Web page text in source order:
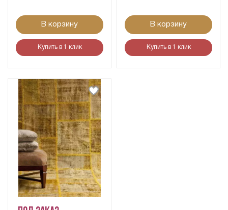
В корзину
Купить в 1 клик
В корзину
Купить в 1 клик